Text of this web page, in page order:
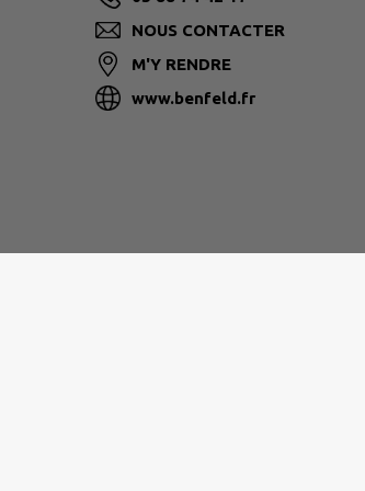
NOUS CONTACTER
M'Y RENDRE
www.benfeld.fr